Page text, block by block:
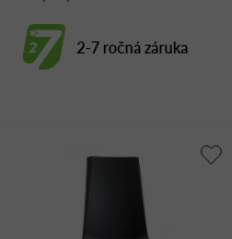
2-7 ročná záruka